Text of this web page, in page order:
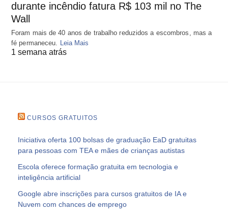
durante incêndio fatura R$ 103 mil no The
Wall
Foram mais de 40 anos de trabalho reduzidos a escombros, mas a
fé permaneceu. Leia Mais
1 semana atrás
CURSOS GRATUITOS
Iniciativa oferta 100 bolsas de graduação EaD gratuitas
para pessoas com TEA e mães de crianças autistas
Escola oferece formação gratuita em tecnologia e
inteligência artificial
Google abre inscrições para cursos gratuitos de IA e
Nuvem com chances de emprego